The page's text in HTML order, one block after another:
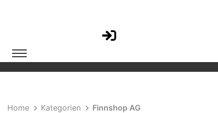
Home Kategorien
Finnshop AG